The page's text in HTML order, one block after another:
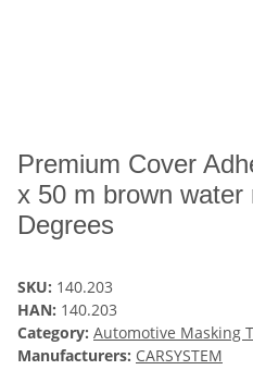
Premium Cover
x 50 m brown
Degrees
SKU: 140.203
HAN: 140.203
Category: Automotive Masking
Manufacturers: CARSYSTEM